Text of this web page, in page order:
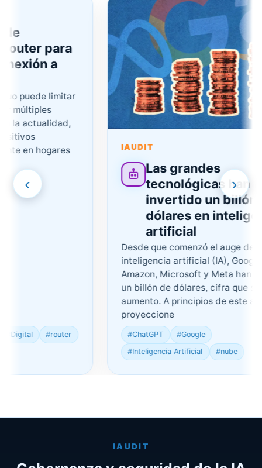
‹
para
a
limitar
actualidad,
en hogares
#router
IAUDIT
Las grandes
tecnológicas han
invertido un billón de
dólares en
artificial
Desde que comenzó el auge de la
inteligencia artificial (IA), Google,
Amazon, Microsoft y Meta han
un billón de dólares, cifra que sigue
aumento. A principios de este año,
proyeccione
#ChatGPT
#Google
#Inteligencia Artificial
#nube
›
IAUDIT